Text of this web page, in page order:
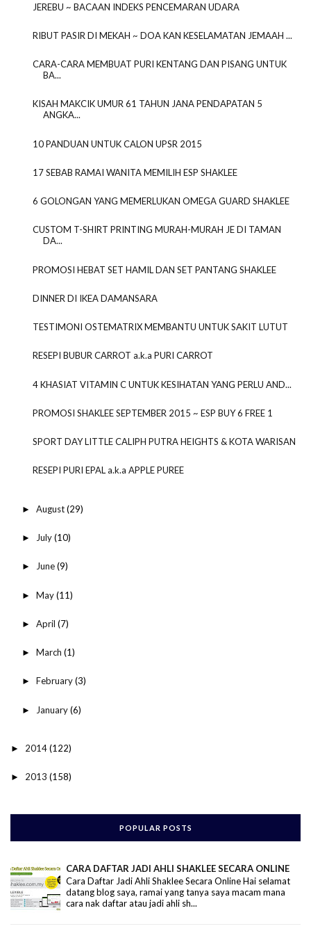
JEREBU ~ BACAAN INDEKS PENCEMARAN UDARA
RIBUT PASIR DI MEKAH ~ DOA KAN KESELAMATAN JEMAAH ...
CARA-CARA MEMBUAT PURI KENTANG DAN PISANG UNTUK
BA...
KISAH MAKCIK UMUR 61 TAHUN JANA PENDAPATAN 5
ANGKA...
10 PANDUAN UNTUK CALON UPSR 2015
17 SEBAB RAMAI WANITA MEMILIH ESP SHAKLEE
6 GOLONGAN YANG MEMERLUKAN OMEGA GUARD SHAKLEE
CUSTOM T-SHIRT PRINTING MURAH-MURAH JE DI TAMAN
DA...
PROMOSI HEBAT SET HAMIL DAN SET PANTANG SHAKLEE
DINNER DI IKEA DAMANSARA
TESTIMONI OSTEMATRIX MEMBANTU UNTUK SAKIT LUTUT
RESEPI BUBUR CARROT a.k.a PURI CARROT
4 KHASIAT VITAMIN C UNTUK KESIHATAN YANG PERLU AND...
PROMOSI SHAKLEE SEPTEMBER 2015 ~ ESP BUY 6 FREE 1
SPORT DAY LITTLE CALIPH PUTRA HEIGHTS & KOTA WARISAN
RESEPI PURI EPAL a.k.a APPLE PUREE
► August(29)
► July(10)
► June(9)
► May(11)
► April (7)
► March (1)
► February(3)
► January(6)
► 2014(122)
► 2013 (158)
POPULAR POSTS
CARA DAFTAR JADI AHLI SHAKLEE SECARA ONLINE
Cara Daftar Jadi Ahli Shaklee Secara Online Hai selamat
datang blog saya, ramai yang tanya saya macam mana
cara nak daftar atau jadi ahli sh...